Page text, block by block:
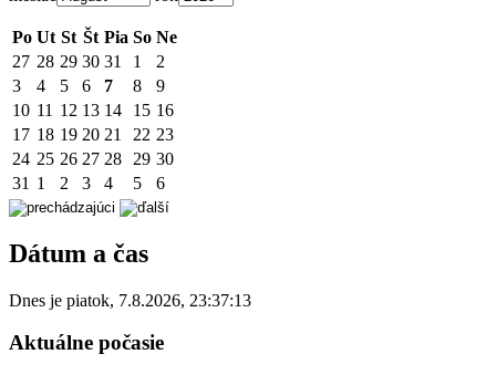
Po Ut St Št Pia So Ne
27 28 29 30 31 1
2
3
4 5 6 7 8
9
10 11 12 13 14 15 16
17 18 19 20 21 22 23
24 25 26 27 28 29 30
31 1 2 3 4 5 6
Dátum a čas
Dnes je piatok, 7.8.2026, 23:37:13
Aktuálne počasie